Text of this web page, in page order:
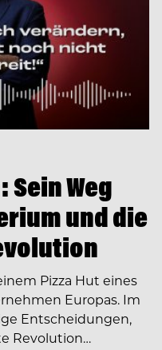
Sein Weg
und die
Pizza Hut eines
Europas. Im
Entscheidungen,
Revolution…